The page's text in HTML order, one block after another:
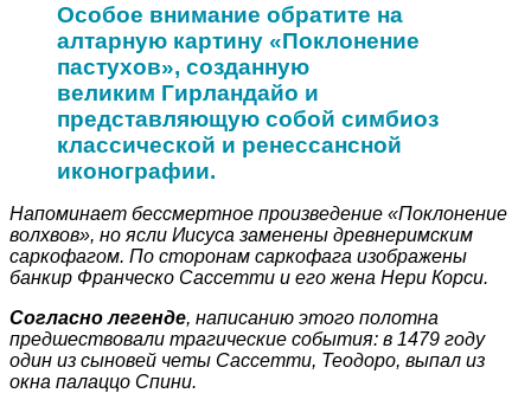
Особое внимание обратите на
алтарную картину «Поклонение
пастухов», созданную
великим Гирландайо и
представляющую собой симбиоз
классической и ренессансной
иконографии.
Напоминает бессмертное произведение «Поклонение
волхвов», но ясли Иисуса заменены древнеримским
саркофагом. По сторонам саркофага изображены
банкир Франческо Сассетти и его жена Нери Корси.
Согласно легенде, написанию этого полотна
предшествовали трагические события: в 1479 году
один из сыновей четы Сассетти, Теодоро, выпал из
окна палаццо Спини.